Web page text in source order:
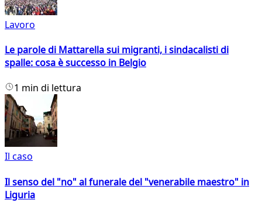
Lavoro
Le parole di Mattarella sui migranti, i sindacalisti di
spalle: cosa è successo in Belgio
1 min di lettura
Il caso
Il senso del "no" al funerale del "venerabile maestro" in
Liguria